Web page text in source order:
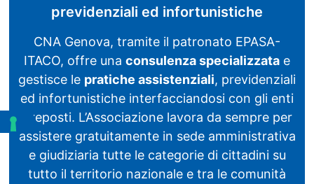
previdenziali ed infortunistiche
CNA Genova, tramite il patronato EPASA-
ITACO, offre una consulenza specializzata e
gestisce le pratiche assistenziali, previdenziali
ed infortunistiche interfacciandosi con gli enti
preposti. L’Associazione lavora da sempre per
assistere gratuitamente in sede amministrativa
e giudiziaria tutte le categorie di cittadini su
tutto il territorio nazionale e tra le comunità